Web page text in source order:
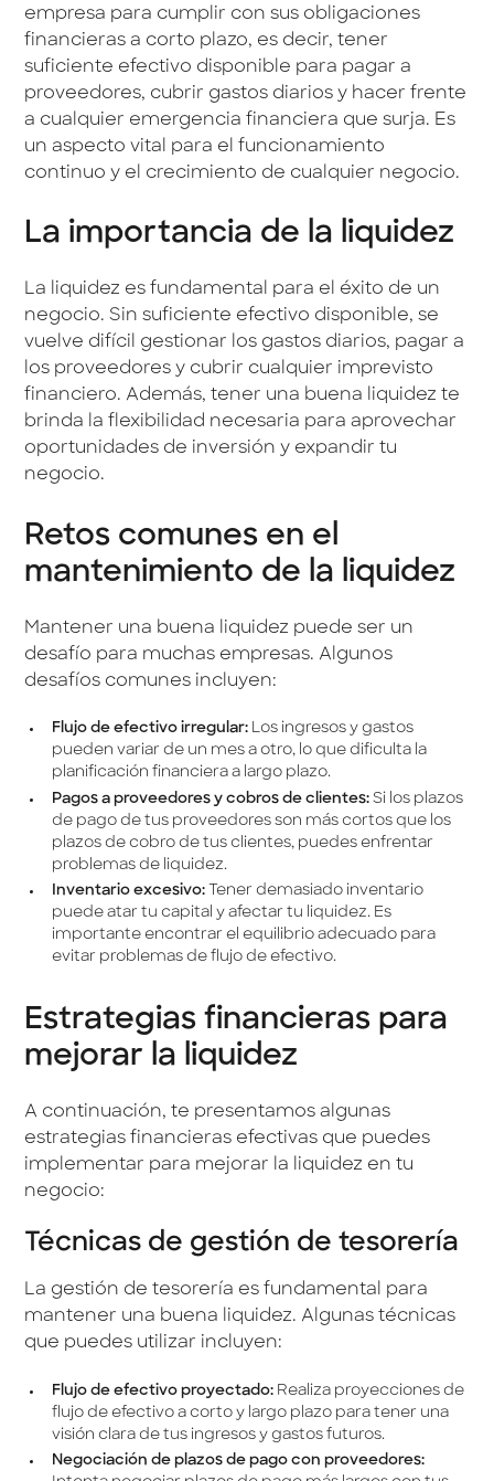
empresa para cumplir con sus obligaciones
financieras a corto plazo, es decir, tener
suficiente efectivo disponible para pagar a
proveedores, cubrir gastos diarios y hacer frente
a cualquier emergencia financiera que surja. Es
un aspecto vital para el funcionamiento
continuo y el crecimiento de cualquier negocio.
La importancia de la liquidez
La liquidez es fundamental para el éxito de un
negocio. Sin suficiente efectivo disponible, se
vuelve difícil gestionar los gastos diarios, pagar a
los proveedores y cubrir cualquier imprevisto
financiero. Además, tener una buena liquidez te
brinda la flexibilidad necesaria para aprovechar
oportunidades de inversión y expandir tu
negocio.
Retos comunes en el
mantenimiento de la liquidez
Mantener una buena liquidez puede ser un
desafío para muchas empresas. Algunos
desafíos comunes incluyen:
Flujo de efectivo irregular: Los ingresos y gastos
pueden variar de un mes a otro, lo que dificulta la
planificación financiera a largo plazo.
Pagos a proveedores y cobros de clientes:Si los plazos
de pago de tus proveedores son más cortos que los
plazos de cobro de tus clientes, puedes enfrentar
problemas de liquidez.
Inventario excesivo:Tener demasiado inventario
puede atar tu capital y afectar tu liquidez. Es
importante encontrar el equilibrio adecuado para
evitar problemas de flujo de efectivo.
Estrategias financieras para
mejorar la liquidez
A continuación, te presentamos algunas
estrategias financieras efectivas que puedes
implementar para mejorar la liquidez en tu
negocio:
Técnicas de gestión de tesorería
La gestión de tesorería es fundamental para
mantener una buena liquidez. Algunas técnicas
que puedes utilizar incluyen:
Flujo de efectivo proyectado:Realiza proyecciones de
flujo de efectivo a corto y largo plazo para tener una
visión clara de tus ingresos y gastos futuros.
Negociación de plazos de pago con proveedores: